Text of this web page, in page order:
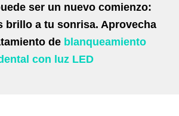
ser un nuevo comienzo:
brillo a tu sonrisa. Aprovecha
de blanqueamiento
con luz LED